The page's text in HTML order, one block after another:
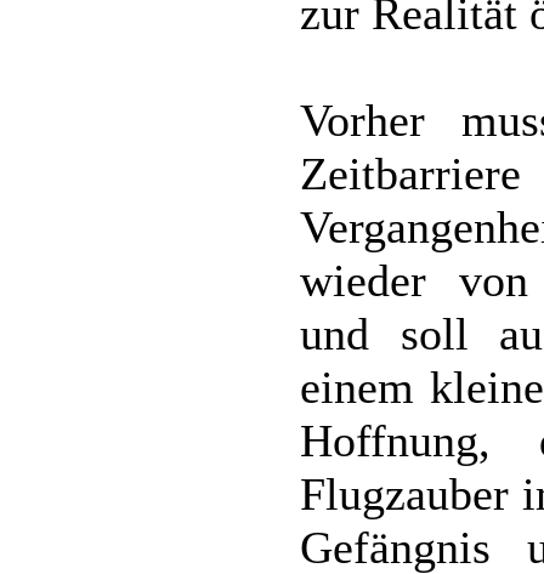
zur Realität
Vorher
wieder von
und soll
einem
Hoffnung,
Flugzauber
Gefängnis